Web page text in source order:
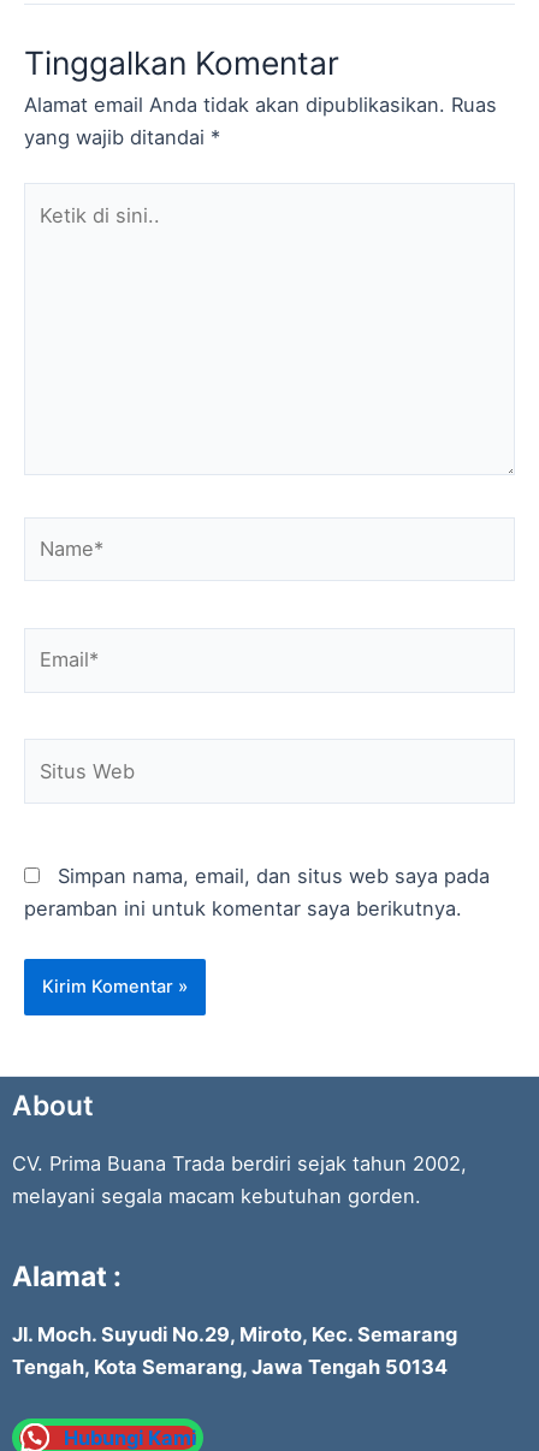
Tinggalkan Komentar
Alamat email Anda tidak akan dipublikasikan. Ruas
yang wajib ditandai *
Web
Simpan nama, email, dan situs web saya pada
peramban ini untuk komentar saya berikutnya.
About
CV. Prima Buana Trada berdiri sejak tahun 2002,
melayani segala macam kebutuhan gorden.
Alamat :
Jl. Moch. Suyudi No.29, Miroto, Kec. Semarang
Tengah, Kota Semarang, Jawa Tengah 50134
Hubungi Kami